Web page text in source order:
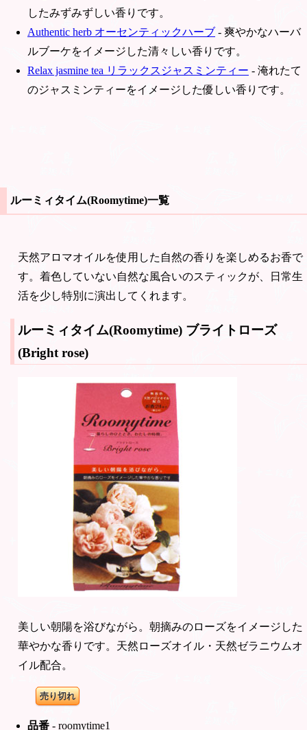
したみずみずしい香りです。
Authentic herb オーセンティックハーブ- 爽やかなハーバ
ルブーケをイメージした清々しい香りです。
Relax jasmine tea リラックスジャスミンティー - 淹れたて
のジャスミンティーをイメージした優しい香りです。
ルーミィタイム(Roomytime)一覧
天然アロマオイルを使用した自然の香りを楽しめるお香で
す。着色していない自然な風合いのスティックが、日常生
活を少し特別に演出してくれます。
ルーミィタイム(Roomytime) ブライトローズ
(Bright rose)
美しい朝陽を浴びながら。朝摘みのローズをイメージした
華やかな香りです。天然ローズオイル・天然ゼラニウムオ
イル配合。
売り切れ
品番 - roomytime1